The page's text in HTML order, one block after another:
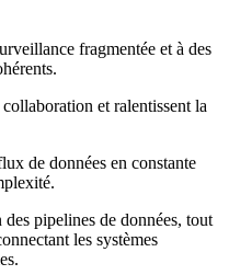
fragmentée et à des
et ralentissent la
de données en constante
pipelines de données, tout
les systèmes